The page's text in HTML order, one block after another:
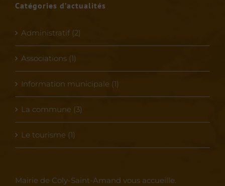
Catégories d’actualités
Administratif (2)
Associations (1)
Information municipale (1)
La commune (3)
Le tourisme (1)
Mairie de Coly-Saint-Amand vous accueille.